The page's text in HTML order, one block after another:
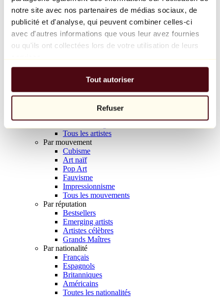
notre site avec nos partenaires de médias sociaux, de
publicité et d'analyse, qui peuvent combiner celles-ci
avec d'autres informations que vous leur avez fournies
ou qu'ils ont collectées lors de votre utilisation de leurs
Tout autoriser
Refuser
Balloon Dog (Orange)
Jeff Koons
10 000 €
Parcourir
Tous les sculpteurs
Tous les photographes
Tous les artistes
Par mouvement
Cubisme
Art naïf
Pop Art
Fauvisme
Impressionnisme
Tous les mouvements
Par réputation
Bestsellers
Emerging artists
Artistes célèbres
Grands Maîtres
Par nationalité
Français
Espagnols
Britanniques
Américains
Toutes les nationalités